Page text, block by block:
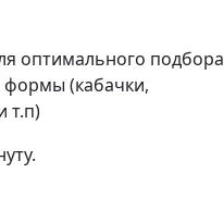
оптимального подбора
(кабачки,
т.п)